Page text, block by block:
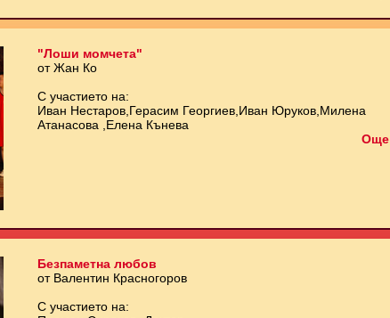
"Лоши момчета"
от Жан Ко
С участието на:
Иван Нестаров,Герасим Георгиев,Иван Юруков,Милена
Атанасова ,Елена Кънева
Още
Безпаметна любов
от Валентин Красногоров
С участието на: